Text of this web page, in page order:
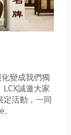
變成我們獨
LCX誠邀大家
活動，一同
。